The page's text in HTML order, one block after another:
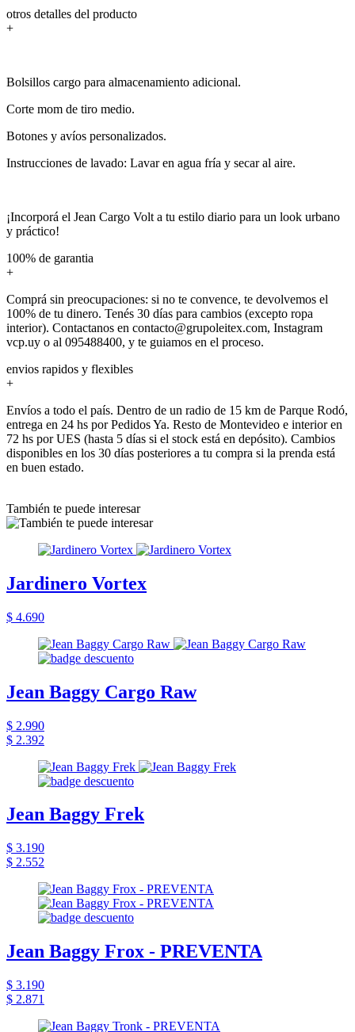
otros detalles del producto
+
Bolsillos cargo para almacenamiento adicional.
Corte mom de tiro medio.
Botones y avíos personalizados.
Instrucciones de lavado: Lavar en agua fría y secar al aire.
¡Incorporá el Jean Cargo Volt a tu estilo diario para un look urbano
y práctico!
100% de garantia
+
Comprá sin preocupaciones: si no te convence, te devolvemos el
100% de tu dinero. Tenés 30 días para cambios (excepto ropa
interior). Contactanos en contacto@grupoleitex.com, Instagram
vcp.uy o al 095488400, y te guiamos en el proceso.
envios rapidos y flexibles
+
Envíos a todo el país. Dentro de un radio de 15 km de Parque Rodó,
entrega en 24 hs por Pedidos Ya. Resto de Montevideo e interior en
72 hs por UES (hasta 5 días si el stock está en depósito). Cambios
disponibles en los 30 días posteriores a tu compra si la prenda está
en buen estado.
También te puede interesar
Jardinero Vortex
$ 4.690
Jean Baggy Cargo Raw
$ 2.990
$ 2.392
Jean Baggy Frek
$ 3.190
$ 2.552
Jean Baggy Frox - PREVENTA
$ 3.190
$ 2.871